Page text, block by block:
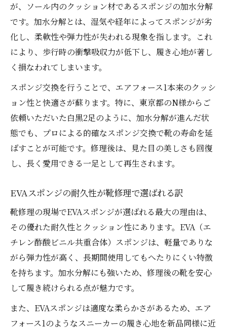
必要な道具とスポンジ交換靴修理のコツを
解説
エアフォース1のソール交換DIYで注意すべ
き点
紹介
スポンジ交換靴修理で失敗しないポイント
集
クッション劣化に悩むならプロの修理を体験
プロによるスポンジ交換靴修理の魅力とは
エアフォース1の加水分解修理の安心ポイン
ト
職人技が光る靴のスポンジ交換修理の実際
ソール交換やスポンジ補修のプロに任せる
理由
エアフォース1修理で履き心地がなぜ変わる
のか
履き心地が格段に上がるスポンジ交換事例
スポンジ交換で蘇った靴の体感レポート
が、ソール内のクッション材であるスポンジの加水分解
です。加水分解とは、湿気や経年によってスポンジが劣
化し、柔軟性や弾力性が失われる現象を指します。これ
により、歩行時の衝撃吸収力が低下し、履き心地が著し
く損なわれてしまいます。
スポンジ交換を行うことで、エアフォース1本来のクッシ
ョン性と快適さが蘇ります。特に、東京都のN様からご
依頼いただいた白黒2足のように、加水分解が進んだ状
態でも、プロによる的確なスポンジ交換で靴の寿命を延
ばすことが可能です。修理後は、見た目の美しさも回復
し、長く愛用できる一足として再生されます。
EVAスポンジの耐久性が靴修理で選ばれる訳
靴修理の現場でEVAスポンジが選ばれる最大の理由は、
その優れた耐久性とクッション性にあります。EVA（エ
チレン酢酸ビニル共重合体）スポンジは、軽量でありな
がら弾力性が高く、長期間使用してもへたりにくい特徴
を持ちます。加水分解にも強いため、修理後の靴を安心
して履き続けられる点が魅力です。
また、EVAスポンジは適度な柔らかさがあるため、エア
フォース1のようなスニーカーの履き心地を新品同様に近